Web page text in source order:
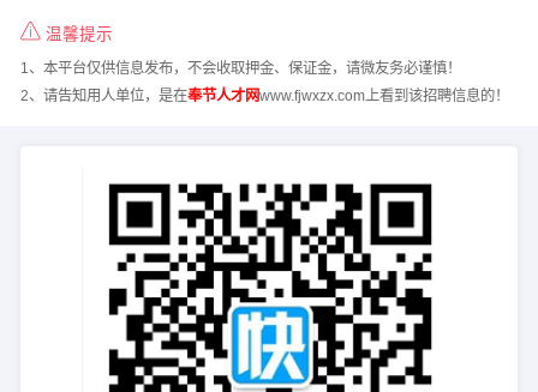
温馨提示
1、本平台仅供信息发布，不会收取押金、保证金，请微友务必谨慎！
2、请告知用人单位，是在奉节人才网www.fjwxzx.com上看到该招聘信息的！